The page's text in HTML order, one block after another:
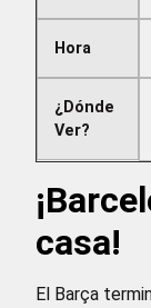
Hora
¿Dónde
Ver?
casa!
El Barça